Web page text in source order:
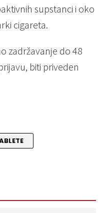
supstanci i oko
cigareta.
zadržavanje do 48
biti priveden